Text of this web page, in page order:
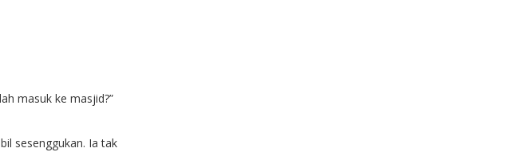
masuk ke masjid?”
sesenggukan. Ia tak